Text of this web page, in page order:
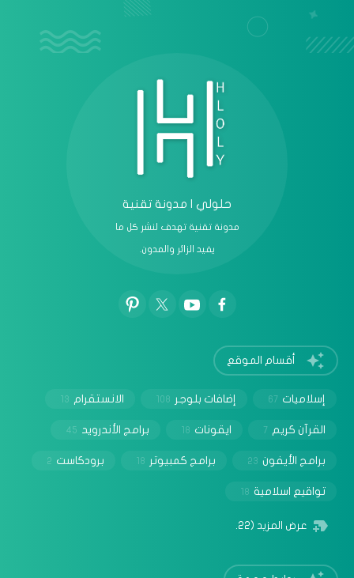
حلولي | مدونة تقنية
مدونة تقنية تهدف لنشر كل ما
يفيد الزائر والمدون.
أقسام الموقع
إسلاميات 67 إضافات بلوجر 108 الانستقرام 13
القرآن كريم 7 ايقونات 18 برامج الأندرويد 45
برامج الأيفون 23 برامج كمبيوتر 18 برودكاست 2
تواقيع اسلامية 18
عرض المزيد (22)